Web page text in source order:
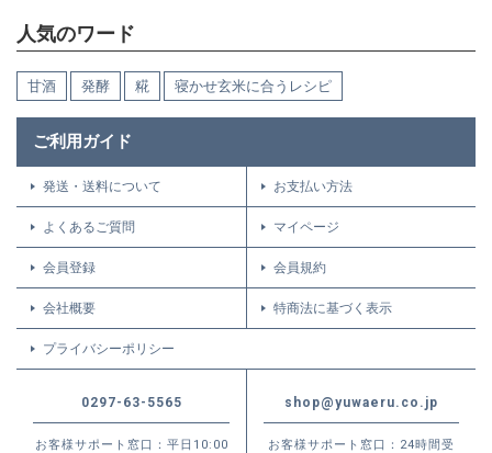
人気のワード
甘酒 発酵 糀 寝かせ玄米に合うレシピ
ご利用ガイド
発送・送料について お支払い方法
よくあるご質問 マイページ
会員登録 会員規約
会社概要 特商法に基づく表示
プライバシーポリシー
0297-63-5565
お客様サポート窓口：平日10:00
shop@yuwaeru.co.jp
お客様サポート窓口：24時間受